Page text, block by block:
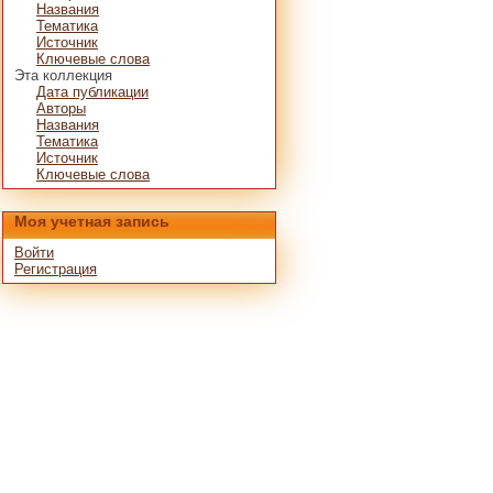
Названия
Тематика
Источник
Ключевые слова
Эта коллекция
Дата публикации
Авторы
Названия
Тематика
Источник
Ключевые слова
Моя учетная запись
Войти
Регистрация